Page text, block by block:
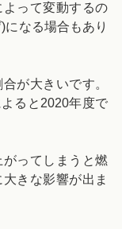
って変動するの
なる場合もあり
が大きいです。
よると2020年度で
ってしまうと燃
きな影響が出ま